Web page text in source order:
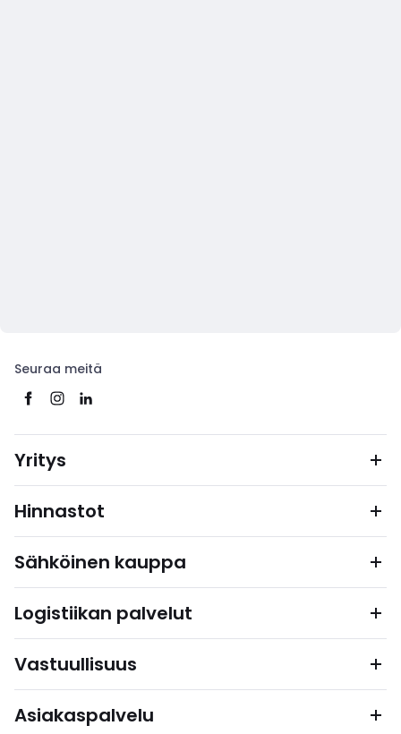
Seuraa meitä
Yritys
Hinnastot
Sähköinen kauppa
Logistiikan palvelut
Vastuullisuus
Asiakaspalvelu